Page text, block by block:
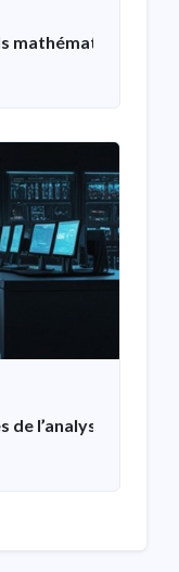
mathématiques
de l’analyse de